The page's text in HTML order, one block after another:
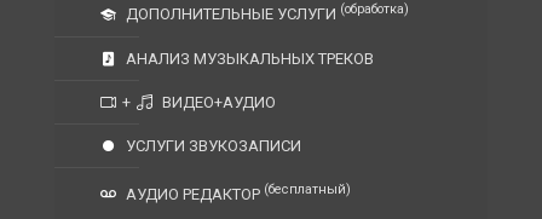
ДОПОЛНИТЕЛЬНЫЕ УСЛУГИ (обработка)
АНАЛИЗ МУЗЫКАЛЬНЫХ ТРЕКОВ
+ ВИДЕО+АУДИО
УСЛУГИ ЗВУКОЗАПИСИ
АУДИО РЕДАКТОР (бесплатный)